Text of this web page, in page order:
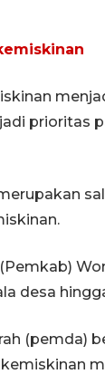
prioritas
desa
(pemda)